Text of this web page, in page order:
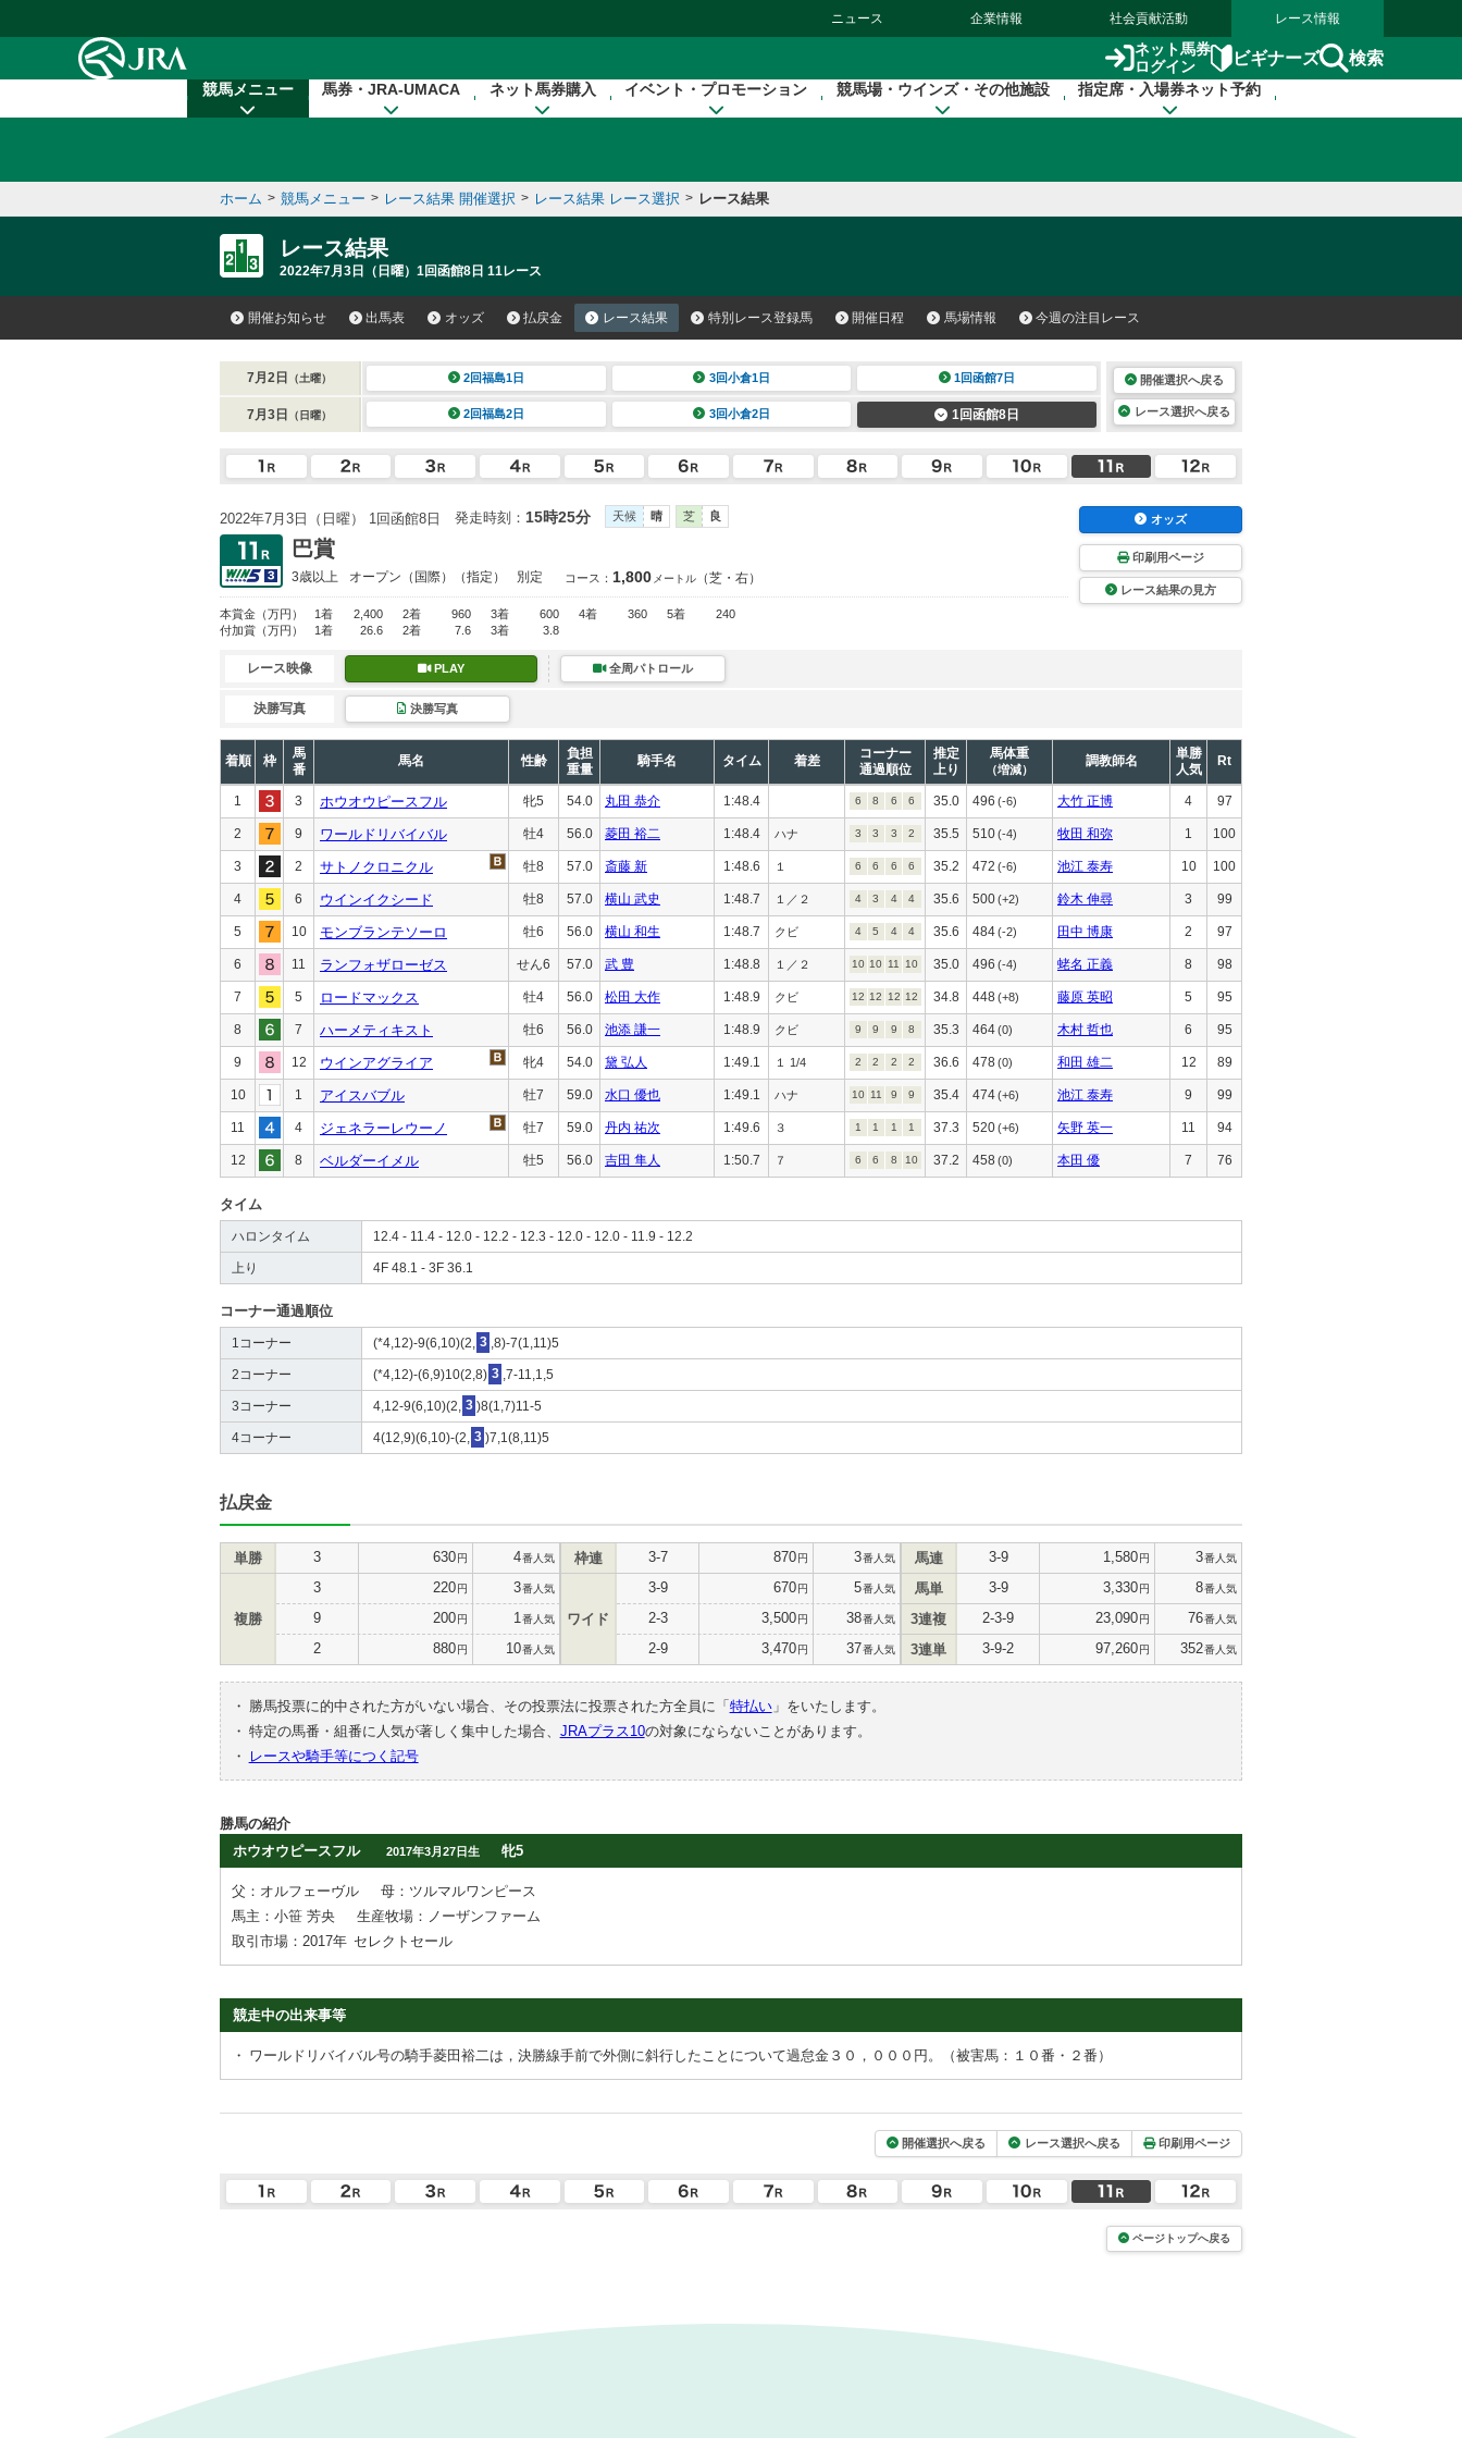
ニュース 企業情報 社会貢献活動 レース情報
ネット馬券
ログイン
ビギナーズ 検索
競馬メニュー 馬券・JRA-UMACA ネット馬券購入 イベント・プロモーション 競馬場・ウインズ・その他施設 指定席・入場券ネット予約
ホーム > 競馬メニュー > レース結果 開催選択 > レース結果 レース選択 > レース結果
レース結果
2022年7月3日（日曜）1回函館8日 11レース
開催お知らせ 出馬表 オッズ 払戻金 レース結果 特別レース登録馬 開催日程 馬場情報 今週の注目レース
7月2日 （土曜） 2回福島1日 3回小倉1日 1回函館7日
7月3日 （日曜） 2回福島2日 3回小倉2日 1回函館8日
開催選択へ戻る
レース選択へ戻る
2022年7月3日（日曜） 1回函館8日 発走時刻： 15時25分 天候 晴 芝 良
巴賞
3歳以上 オープン （国際）（指定） 別定 コース： 1,800 メートル （芝・右）
本賞金 （万円） 1着 2,400 2着 960 3着 600 4着 360 5着
240
付加賞 （万円） 1着 26.6 2着 7.6 3着 3.8
オッズ
印刷用ページ
レース結果の見方
レース映像 PLAY 全周パトロール
決勝写真 決勝写真
着順 枠
馬
番
馬名 性齢
負担
重量
騎手名 タイム 着差
コーナー
通過順位
推定
上り
馬体重
（増減）
調教師名
単勝
人気
Rt
1 3 ホウオウピースフル 牝5 54.0 丸田 恭介 1:48.4 6 8 6 6 35.0 496 (-6) 大竹 正博 4 97
2 9 ワールドリバイバル 牡4 56.0 菱田 裕二 1:48.4 ハナ 3 3 3 2 35.5 510(-4) 牧田 和弥 1 100
3 2 サトノクロニクル 牡8 57.0 斎藤 新 1:48.6 １ 6 6 6 6 35.2 472 (-6) 池江 泰寿 10 100
4 6 ウインイクシード 牡8 57.0 横山 武史 1:48.7 １／２ 4 3 4 4 35.6 500(+2) 鈴木 伸尋 3 99
5 10 モンブランテソーロ 牡6 56.0 横山 和生 1:48.7 クビ 4 5 4 4 35.6 484(-2) 田中 博康 2 97
6 11 ランフォザローゼス せん6 57.0 武 豊 1:48.8 １／２ 10 10 11 10 35.0 496 (-4) 蛯名 正義 8 98
7 5 ロードマックス 牡4 56.0 松田 大作 1:48.9 クビ 12 12 12 12 34.8 448(+8) 藤原 英昭 5 95
8 7 ハーメティキスト 牡6 56.0 池添 謙一 1:48.9 クビ 9 9 9 8 35.3 464(0) 木村 哲也 6 95
9 12 ウインアグライア 牝4 54.0 黛 弘人 1:49.1 １ 1/4 2 2 2 2 36.6 478(0) 和田 雄二 12 89
10 1 アイスバブル 牡7 59.0 水口 優也 1:49.1 ハナ 10 11 9 9 35.4 474(+6) 池江 泰寿 9 99
11 4 ジェネラーレウーノ 牡7 59.0 丹内 祐次 1:49.6 ３ 1 1 1 1 37.3 520(+6) 矢野 英一 11 94
12 8 ベルダーイメル 牡5 56.0 吉田 隼人 1:50.7 ７ 6 6 8 10 37.2 458 (0) 本田 優 7 76
タイム
ハロンタイム 12.4 - 11.4 - 12.0 - 12.2 - 12.3 - 12.0 - 12.0 - 11.9 - 12.2
上り 4F 48.1 - 3F 36.1
コーナー通過順位
1コーナー (*4,12)-9(6,10)(2, 3 ,8)-7(1,11)5
2コーナー (*4,12)-(6,9)10(2,8) 3 ,7-11,1,5
3コーナー 4,12-9(6,10)(2, 3 )8(1,7)11-5
4コーナー 4(12,9)(6,10)-(2, 3 )7,1(8,11)5
払戻金
単勝 3 630円 4番人気
複勝
3 220円 3番人気
9 200円 1 番人気
2 880円 10番人気
枠連 3-7 870円 3番人気
ワイド
3-9 670円 5番人気
2-3 3,500円 38番人気
2-9 3,470円 37番人気
馬連 3-9 1,580円 3番人気
馬単 3-9 3,330円 8番人気
3連複 2-3-9 23,090円 76番人気
3連単 3-9-2 97,260円 352番人気
・ 勝馬投票に的中された方がいない場合、その投票法に投票された方全員に「 特払い」をいたします。
・ 特定の馬番・組番に人気が著しく集中した場合、 JRAプラス10の対象にならないことがあります。
・
レースや騎手等につく記号
勝馬の紹介
ホウオウピースフル
2017年3月27日生 牝5
父：オルフェーヴル
母：ツルマルワンピース
馬主：小笹 芳央
生産牧場：ノーザンファーム
取引市場：2017年 セレクトセール
競走中の出来事等
・ ワールドリバイバル号の騎手菱田裕二は，決勝線手前で外側に斜行したことについて過怠金３０，０００円。（被害馬：１０番・２番）
開催選択へ戻る レース選択へ戻る 印刷用ページ
ページトップへ戻る